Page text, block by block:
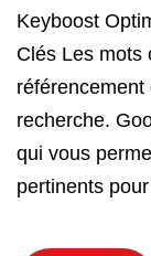
Keyboost
Clés Les mots
recherche.
qui vous
pertinents